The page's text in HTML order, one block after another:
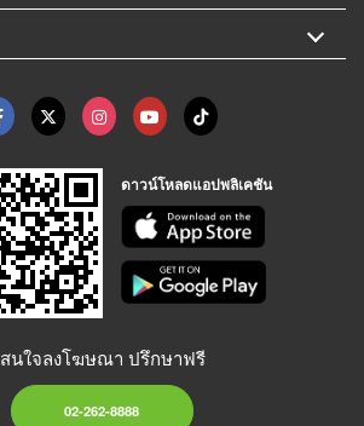
ดาวน์โหลดแอปพลิเคชัน
สนใจลงโฆษณา ปรึกษาฟรี
02-262-8888